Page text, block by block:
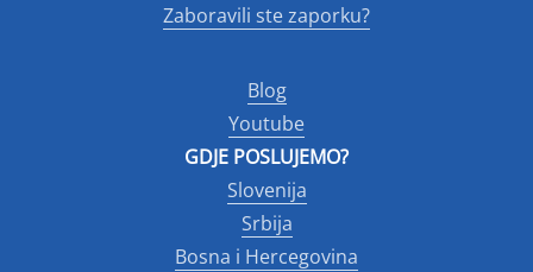
Zaboravili ste zaporku?
Blog
Youtube
GDJE POSLUJEMO?
Slovenija
Srbija
Bosna i Hercegovina